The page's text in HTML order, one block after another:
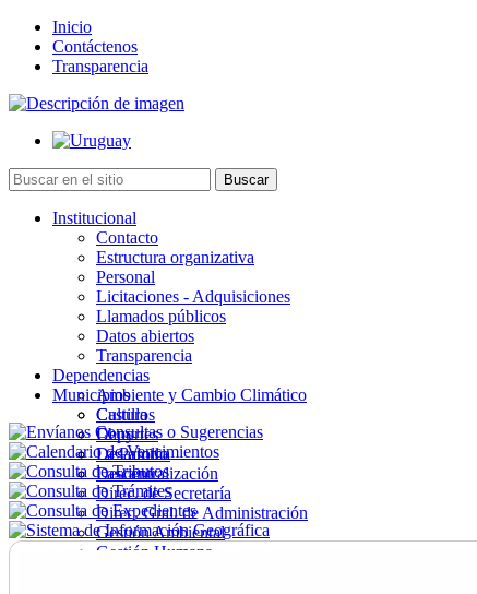
Inicio
Contáctenos
Transparencia
Institucional
Contacto
Estructura organizativa
Personal
Licitaciones - Adquisiciones
Llamados públicos
Datos abiertos
Transparencia
Dependencias
Ambiente y Cambio Climático
Cultura
Deportes
Desarrollo
Descentralización
Direc. de Secretaría
Direc. Gral. de Administración
Gestión Ambiental
Gestión Humana
Municipios
Castillos
Chuy
La Paloma
Lascano